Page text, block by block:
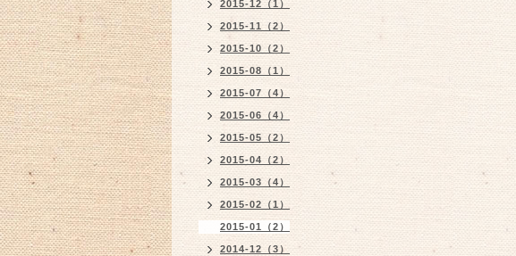
2015-12（1）
2015-11（2）
2015-10（2）
2015-08（1）
2015-07（4）
2015-06（4）
2015-05（2）
2015-04（2）
2015-03（4）
2015-02（1）
2015-01（2）
2014-12（3）